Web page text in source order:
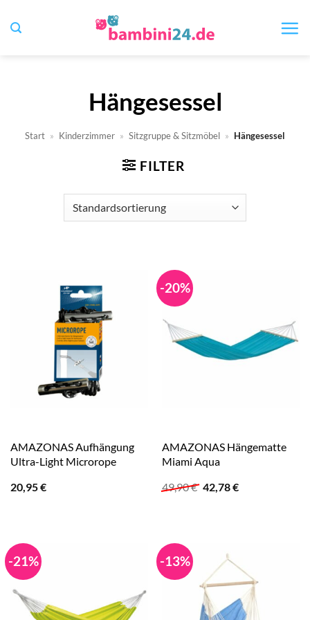
Inhalt
Hängesessel
Start » Kinderzimmer » Sitzgruppe & Sitzmöbel » Hängesessel
FILTER
AMAZONAS Aufhängung
Ultra-Light Microrope
20,95€
-20%
AMAZONAS Hängematte
Miami Aqua
49,90€ Ursprünglicher
42,78€Aktueller
-21% -13%